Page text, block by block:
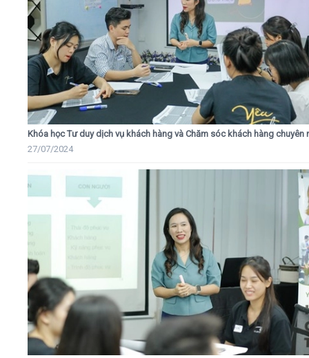
Khóa học Tư duy dịch vụ khách hàng và Chăm sóc khách hàng chuyên
27/07/2024